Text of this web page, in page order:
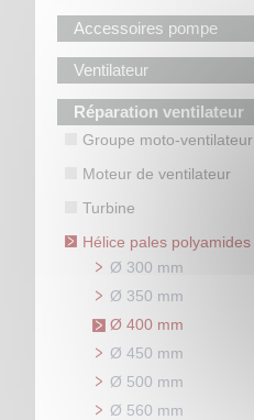
Accessoires pompe
Ventilateur
Réparation ventilateur
Groupe moto-ventilateur
Moteur de ventilateur
Turbine
Hélice pales polyamides
Ø 300 mm
Ø 350 mm
Ø 400 mm
Ø 450 mm
Ø 500 mm
Ø 560 mm